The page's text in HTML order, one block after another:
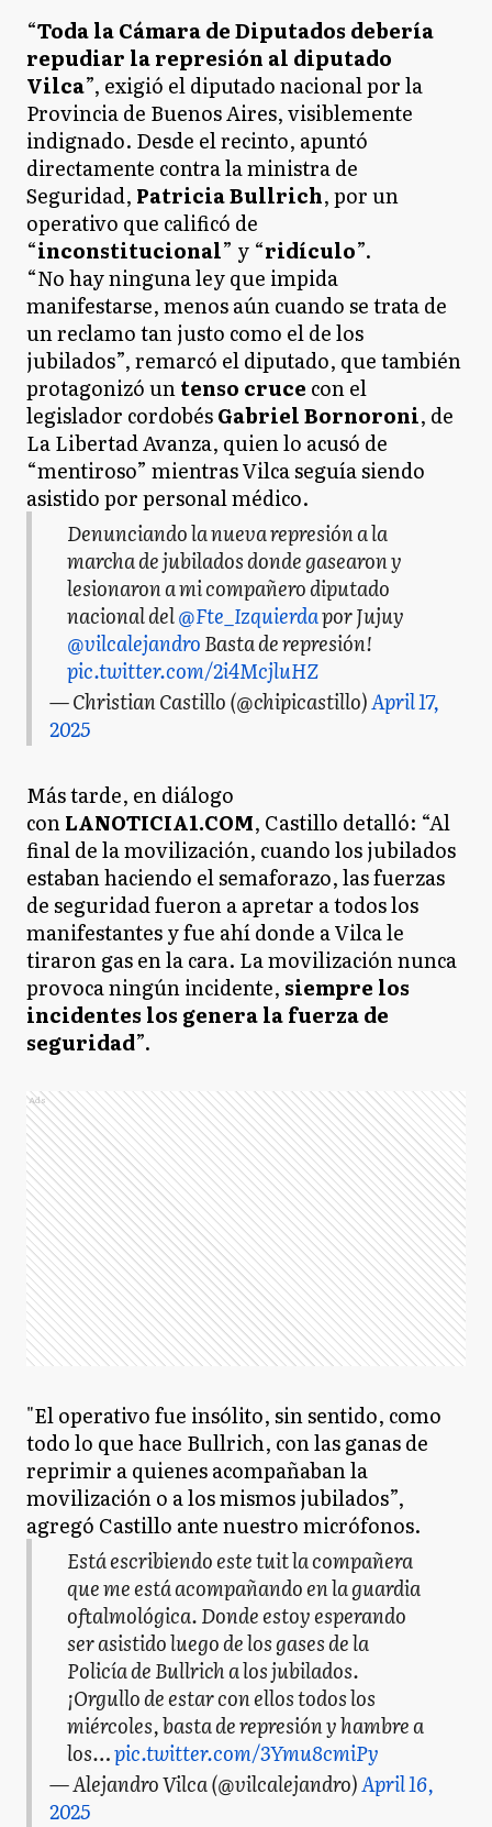
“Toda la Cámara de Diputados debería
repudiar la represión al diputado
Vilca”, exigió el diputado nacional por la
Provincia de Buenos Aires, visiblemente
indignado. Desde el recinto, apuntó
directamente contra la ministra de
Seguridad, Patricia Bullrich, por un
operativo que calificó de
“inconstitucional” y “ridículo”.
“No hay ninguna ley que impida
manifestarse, menos aún cuando se trata de
un reclamo tan justo como el de los
jubilados”, remarcó el diputado, que también
protagonizó untenso cruce con el
legislador cordobésGabriel Bornoroni, de
La Libertad Avanza, quien lo acusó de
“mentiroso” mientras Vilca seguía siendo
asistido por personal médico.
Denunciando la nueva represión a la
marcha de jubilados donde gasearon y
lesionaron a mi compañero diputado
nacional del@Fte_Izquierdapor Jujuy
@vilcalejandroBasta de represión!
pic.twitter.com/2i4McjluHZ
— Christian Castillo (@chipicastillo)April 17,
2025
Más tarde, en diálogo
conLANOTICIA1.COM, Castillo detalló: “Al
final de la movilización, cuando los jubilados
estaban haciendo el semaforazo, las fuerzas
de seguridad fueron a apretar a todos los
manifestantes y fue ahí donde a Vilca le
tiraron gas en la cara. La movilización nunca
provoca ningún incidente, siempre los
incidentes los genera la fuerza de
seguridad”.
Ads
"El operativo fue insólito, sin sentido, como
todo lo que hace Bullrich, con las ganas de
reprimir a quienes acompañaban la
movilización o a los mismos jubilados”,
agregó Castillo ante nuestro micrófonos.
Está escribiendo este tuit la compañera
que me está acompañando en la guardia
oftalmológica. Donde estoy esperando
ser asistido luego de los gases de la
Policía de Bullrich a los jubilados.
¡Orgullo de estar con ellos todos los
miércoles, basta de represión y hambre a
los…pic.twitter.com/3Ymu8cmiPy
— Alejandro Vilca (@vilcalejandro)April 16,
2025